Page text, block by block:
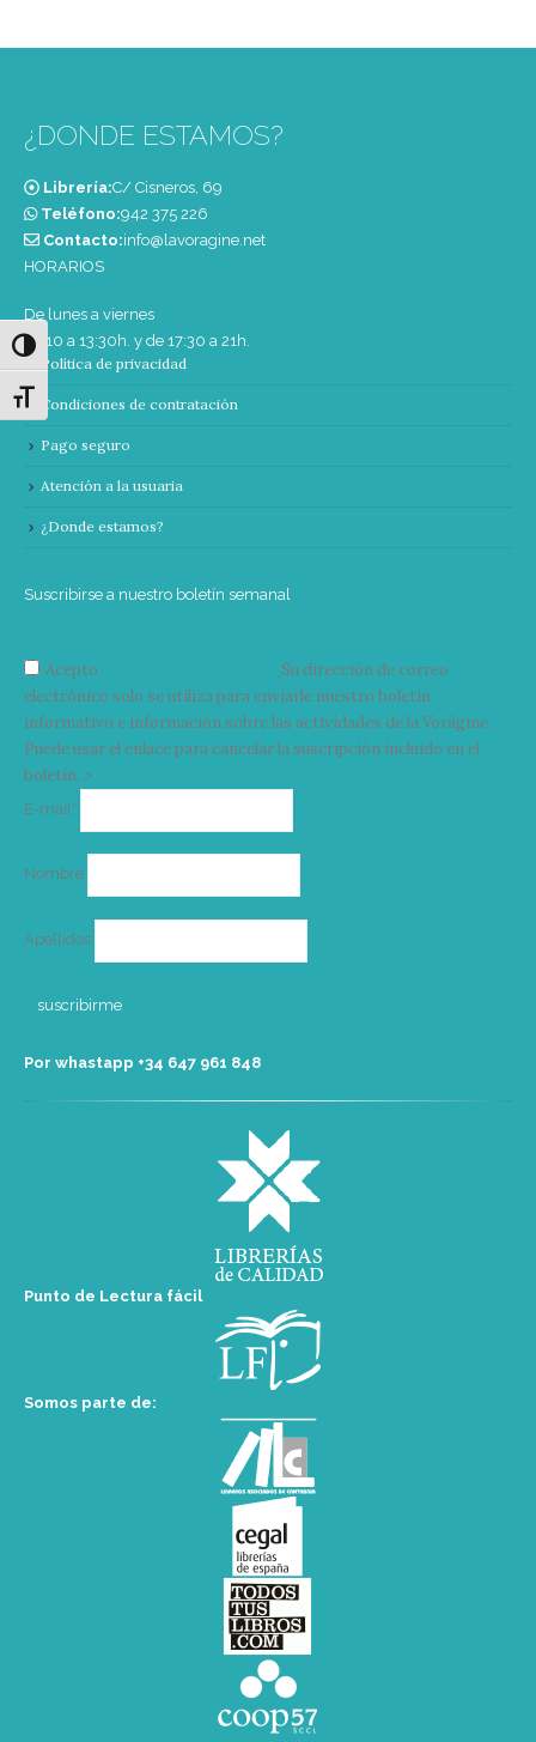
Alternar alto contraste
Alternar tamaño de letra
¿DONDE ESTAMOS?
Librería:C/ Cisneros, 69
Teléfono:‭942 375 226‬
Contacto:info@lavoragine.net
HORARIOS
De lunes a viernes
de 10 a 13:30h. y de 17:30 a 21h.
Política de privacidad
Condiciones de contratación
Pago seguro
Atención a la usuaria
¿Donde estamos?
Suscribirse a nuestro boletín semanal
Acepto
Su dirección de correo
electrónico solo se utiliza para enviarle nuestro boletín
informativo e información sobre las actividades de la Vorágine.
Puede usar el enlace para cancelar la suscripción incluido en el
boletín. >
E-mail*
Nombre
Apellidos
Por whastapp +34 ‭647 961 848‬
Punto de Lectura fácil
Somos parte de: